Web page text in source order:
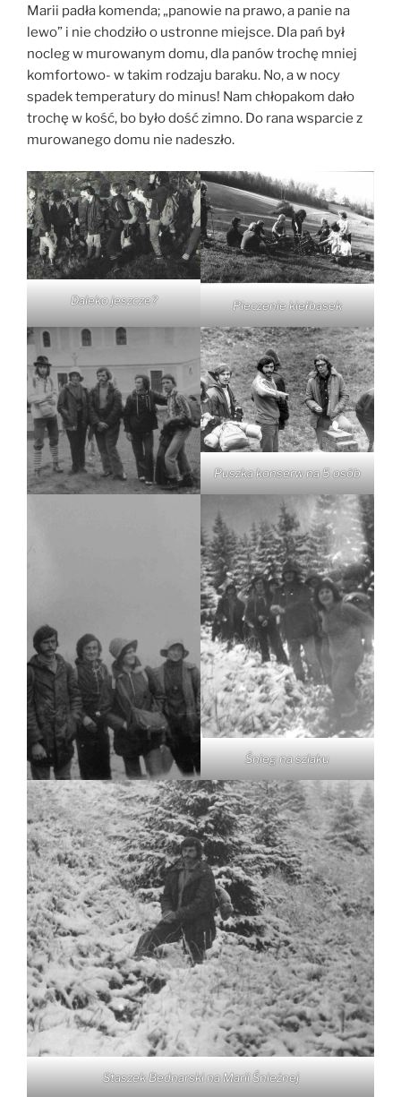
Marii padła komenda; „panowie na prawo, a panie na
lewo” i nie chodziło o ustronne miejsce. Dla pań był
nocleg w murowanym domu, dla panów trochę mniej
komfortowo- w takim rodzaju baraku. No, a w nocy
spadek temperatury do minus! Nam chłopakom dało
trochę w kość, bo było dość zimno. Do rana wsparcie z
murowanego domu nie nadeszło.
Daleko jeszcze? Pieczenie kiełbasek
Puszka konserw na 5 osób
Śnieg na szlaku
Staszek Bednarski na Marii Śnieżnej